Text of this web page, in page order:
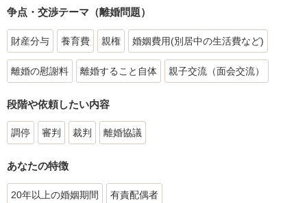
争点・交渉テーマ（離婚問題）
財産分与 養育費 親権 婚姻費用(別居中の生活費など)
離婚の慰謝料 離婚すること自体 親子交流（面会交流）
段階や依頼したい内容
調停 審判 裁判 離婚協議
あなたの特徴
20年以上の婚姻期間 有責配偶者